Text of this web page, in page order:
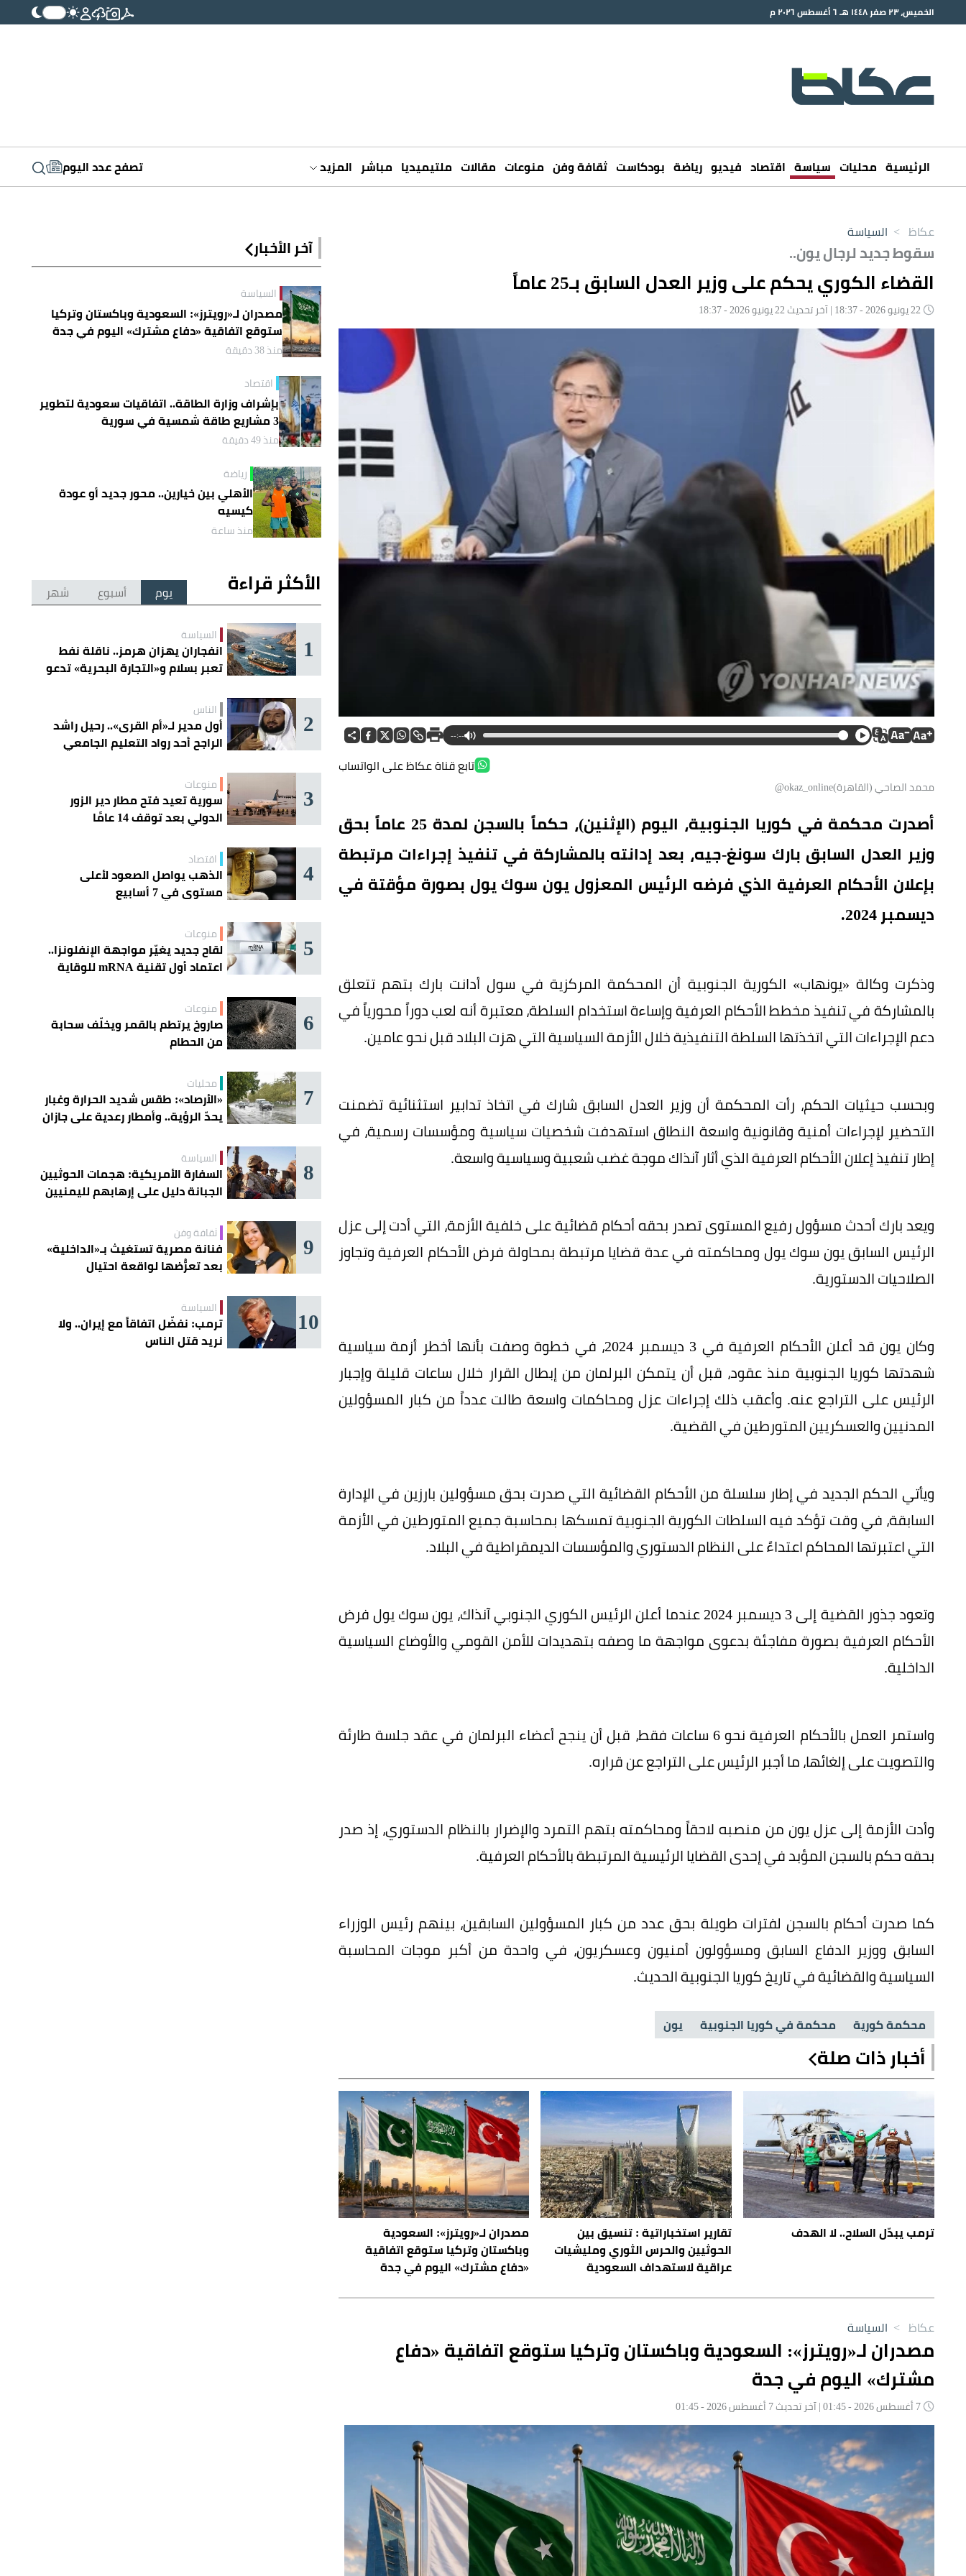
الخميس، ٢٣ صفر ١٤٤٨ هـ ٦ أغسطس ٢٠٢٦ م
الرئيسية محليات سياسة اقتصاد فيديو رياضة بودكاست ثقافة وفن منوعات مقالات ملتيميديا مباشر المزيد تصفح عدد اليوم
عكاظ > السياسة
سقوط جديد لرجال يون..
القضاء الكوري يحكم على وزير العدل السابق بـ25 عاماً
--:--
تابع قناة عكاظ على الواتساب
محمد الصاحي (القاهرة)okaz_online@
أصدرت محكمة في كوريا الجنوبية، اليوم (الإثنين)، حكماً بالسجن لمدة 25 عاماً بحق
وزير العدل السابق بارك سونغ-جيه، بعد إدانته بالمشاركة في تنفيذ إجراءات مرتبطة
بإعلان الأحكام العرفية الذي فرضه الرئيس المعزول يون سوك يول بصورة مؤقتة في
ديسمبر 2024.
وذكرت وكالة «يونهاب» الكورية الجنوبية أن المحكمة المركزية في سول أدانت بارك بتهم تتعلق
بالمشاركة في تنفيذ مخطط الأحكام العرفية وإساءة استخدام السلطة، معتبرة أنه لعب دوراً محورياً في
دعم الإجراءات التي اتخذتها السلطة التنفيذية خلال الأزمة السياسية التي هزت البلاد قبل نحو عامين.
وبحسب حيثيات الحكم، رأت المحكمة أن وزير العدل السابق شارك في اتخاذ تدابير استثنائية تضمنت
التحضير لإجراءات أمنية وقانونية واسعة النطاق استهدفت شخصيات سياسية ومؤسسات رسمية، في
إطار تنفيذ إعلان الأحكام العرفية الذي أثار آنذاك موجة غضب شعبية وسياسية واسعة.
ويعد بارك أحدث مسؤول رفيع المستوى تصدر بحقه أحكام قضائية على خلفية الأزمة، التي أدت إلى عزل
الرئيس السابق يون سوك يول ومحاكمته في عدة قضايا مرتبطة بمحاولة فرض الأحكام العرفية وتجاوز
الصلاحيات الدستورية.
وكان يون قد أعلن الأحكام العرفية في 3 ديسمبر 2024، في خطوة وصفت بأنها أخطر أزمة سياسية
شهدتها كوريا الجنوبية منذ عقود، قبل أن يتمكن البرلمان من إبطال القرار خلال ساعات قليلة وإجبار
الرئيس على التراجع عنه. وأعقب ذلك إجراءات عزل ومحاكمات واسعة طالت عدداً من كبار المسؤولين
المدنيين والعسكريين المتورطين في القضية.
ويأتي الحكم الجديد في إطار سلسلة من الأحكام القضائية التي صدرت بحق مسؤولين بارزين في الإدارة
السابقة، في وقت تؤكد فيه السلطات الكورية الجنوبية تمسكها بمحاسبة جميع المتورطين في الأزمة
التي اعتبرتها المحاكم اعتداءً على النظام الدستوري والمؤسسات الديمقراطية في البلاد.
وتعود جذور القضية إلى 3 ديسمبر 2024 عندما أعلن الرئيس الكوري الجنوبي آنذاك، يون سوك يول فرض
الأحكام العرفية بصورة مفاجئة بدعوى مواجهة ما وصفه بتهديدات للأمن القومي والأوضاع السياسية
الداخلية.
واستمر العمل بالأحكام العرفية نحو 6 ساعات فقط، قبل أن ينجح أعضاء البرلمان في عقد جلسة طارئة
والتصويت على إلغائها، ما أجبر الرئيس على التراجع عن قراره.
وأدت الأزمة إلى عزل يون من منصبه لاحقاً ومحاكمته بتهم التمرد والإضرار بالنظام الدستوري، إذ صدر
بحقه حكم بالسجن المؤبد في إحدى القضايا الرئيسية المرتبطة بالأحكام العرفية.
كما صدرت أحكام بالسجن لفترات طويلة بحق عدد من كبار المسؤولين السابقين، بينهم رئيس الوزراء
السابق ووزير الدفاع السابق ومسؤولون أمنيون وعسكريون، في واحدة من أكبر موجات المحاسبة
السياسية والقضائية في تاريخ كوريا الجنوبية الحديث.
محكمة كورية محكمة في كوريا الجنوبية يون
أخبار ذات صلة
ترمب يبدّل السلاح.. لا الهدف
تقارير استخباراتية : تنسيق بين
الحوثيين والحرس الثوري ومليشيات
عراقية لاستهداف السعودية
مصدران لـ«رويترز»: السعودية
وباكستان وتركيا ستوقع اتفاقية
«دفاع مشترك» اليوم في جدة
آخر الأخبار
السياسة
مصدران لـ«رويترز»: السعودية وباكستان وتركيا
ستوقع اتفاقية «دفاع مشترك» اليوم في جدة
منذ 38 دقيقة
اقتصاد
بإشراف وزارة الطاقة.. اتفاقيات سعودية لتطوير
3 مشاريع طاقة شمسية في سورية
منذ 49 دقيقة
رياضة
الأهلي بين خيارين.. محور جديد أو عودة
كيسيه
منذ ساعة
الأكثر قراءة يوم أسبوع شهر
1 السياسة
انفجاران يهزان هرمز.. ناقلة نفط
تعبر بسلام و«التجارة البحرية» تدعو
2 الناس
أول مدير لـ«أم القرى».. رحيل راشد
الراجح أحد رواد التعليم الجامعي
3 منوعات
سورية تعيد فتح مطار دير الزور
الدولي بعد توقف 14 عامًا
4 اقتصاد
الذهب يواصل الصعود لأعلى
مستوى في 7 أسابيع
5 منوعات
لقاح جديد يغيّر مواجهة الإنفلونزا..
اعتماد أول تقنية mRNA للوقاية
6 منوعات
صاروخ يرتطم بالقمر ويخلّف سحابة
من الحطام
7 محليات
«الأرصاد»: طقس شديد الحرارة وغبار
يحدّ الرؤية.. وأمطار رعدية على جازان
8 السياسة
السفارة الأمريكية: هجمات الحوثيين
الجبانة دليل على إرهابهم لليمنيين
9 ثقافة وفن
فنانة مصرية تستغيث بـ«الداخلية»
بعد تعرُّضها لواقعة احتيال
10 السياسة
ترمب: نفضّل اتفاقاً مع إيران.. ولا
نريد قتل الناس
عكاظ > السياسة
مصدران لـ«رويترز»: السعودية وباكستان وتركيا ستوقع اتفاقية «دفاع
مشترك» اليوم في جدة